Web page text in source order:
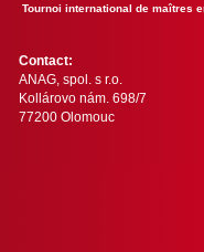
Tournoi international de maîtres
Contact:
ANAG, spol. s r.o.
Kollárovo nám. 698/7
77200 Olomouc